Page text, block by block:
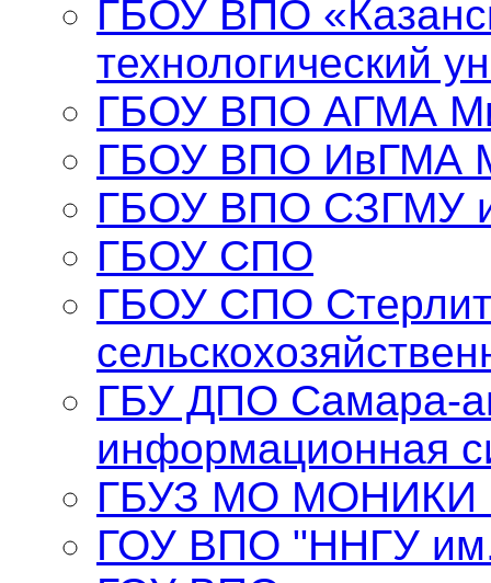
ГБОУ ВПО
технологический
ГБОУ ВПО АГМА
ГБОУ ВПО ИвГМА
ГБОУ ВПО СЗГМУ
ГБОУ СПО
ГБОУ СПО
ГБУ ДПО Самара-
информационная
ГБУЗ МО МОНИКИ
ГОУ ВПО "ННГУ им.